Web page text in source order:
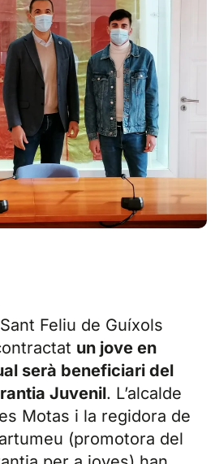
Feliu de Guíxols
un jove en
serà beneficiari del
Juvenil. L’alcalde
Motas i la regidora de
(promotora del